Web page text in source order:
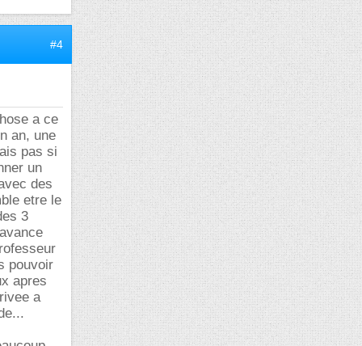
#4
a ce
an, une
pas si
un
des
etre le
3
pouvoir
apres
a